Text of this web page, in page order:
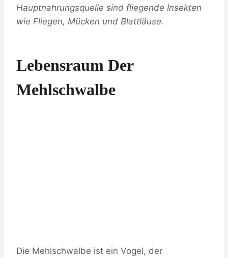
Hauptnahrungsquelle sind fliegende Insekten
wie Fliegen, Mücken und Blattläuse.
Lebensraum Der
Mehlschwalbe
Die Mehlschwalbe ist ein Vogel, der